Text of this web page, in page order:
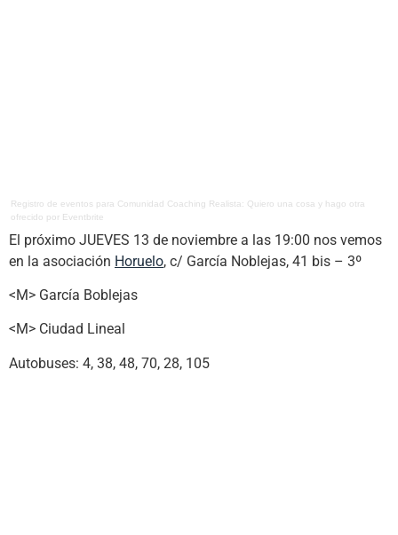
Registro de eventos para Comunidad Coaching Realista: Quiero una cosa y hago otra
ofrecido por Eventbrite
El próximo JUEVES 13 de noviembre a las 19:00 nos vemos
en la asociación Horuelo, c/ García Noblejas, 41 bis – 3º
<M> García Boblejas
<M> Ciudad Lineal
Autobuses: 4, 38, 48, 70, 28, 105